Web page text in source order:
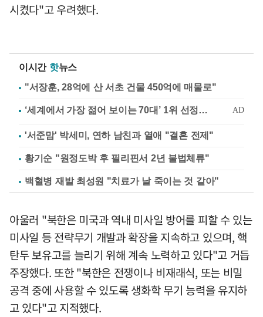
시켰다"고 우려했다.
이시간 핫뉴스
"서장훈, 28억에 산 서초 건물 450억에 매물로"
'서준맘' 박세미, 연하 남친과 열애 "결혼 전제"
황기순 "원정도박 후 필리핀서 2년 불법체류"
백혈병 재발 최성원 "치료가 날 죽이는 것 같아"
아울러 "북한은 미국과 역내 미사일 방어를 피할 수 있는
미사일 등 전략무기 개발과 확장을 지속하고 있으며, 핵
탄두 보유고를 늘리기 위해 계속 노력하고 있다"고 거듭
주장했다. 또한 "북한은 전쟁이나 비재래식, 또는 비밀
공격 중에 사용할 수 있도록 생화학 무기 능력을 유지하
고 있다"고 지적했다.